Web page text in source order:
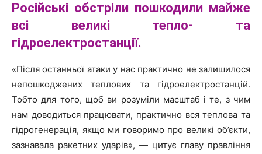
Російські обстріли пошкодили майже
всі великі тепло- та
гідроелектростанції.
«Після останньої атаки у нас практично не залишилося
непошкоджених теплових та гідроелектростанцій.
Тобто для того, щоб ви розуміли масштаб і те, з чим
нам доводиться працювати, практично вся теплова та
гідрогенерація, якщо ми говоримо про великі об’єкти,
зазнавала ракетних ударів», — цитує главу правління